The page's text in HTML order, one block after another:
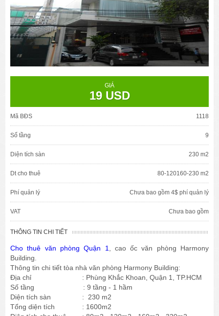
GIÁ
19 USD
Mã BĐS 1118
Số tầng 9
Diện tích sàn 230 m2
Dt cho thuê 80-120160-230 m2
Phí quản lý Chưa bao gồm 4$ phí quản lý
VAT Chưa bao gồm
THÔNG TIN CHI TIẾT
Cho thuê văn phòng Quận 1, cao ốc văn phòng Harmony
Building.
Thông tin chi tiết tòa nhà văn phòng Harmony Building:
Địa chỉ : Phùng Khắc Khoan, Quận 1, TP.HCM
Số tầng : 9 tầng - 1 hầm
Diện tích sàn : 230 m2
Tổng diện tích : 1600m2